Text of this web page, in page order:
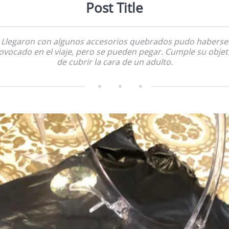
Post Title
Llegaron con algunos accesorios quebrados pudo haberse
en el viaje, pero se pueden pegar. Cumple su
de cubrir la cara de un adulto.